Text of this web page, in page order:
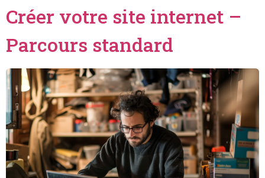
Créer votre site internet –
Parcours standard